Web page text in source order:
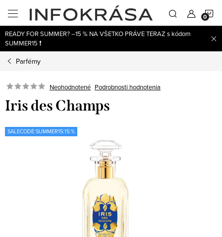
obsah
READY FOR SUMMER? –15 % NA VŠETKO PRÁVE TERAZ s kódom
SUMMER15 ❗
Parfémy
Neohodnotené Podrobnosti hodnotenia
Iris des Champs
SALECODE:SUMMER15:15:%